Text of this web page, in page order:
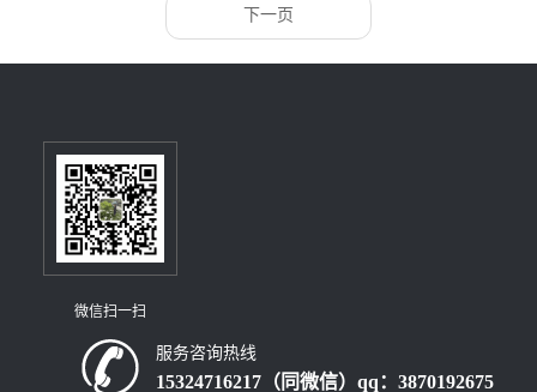
下一页
微信扫一扫
服务咨询热线
15324716217（同微信）qq：3870192675